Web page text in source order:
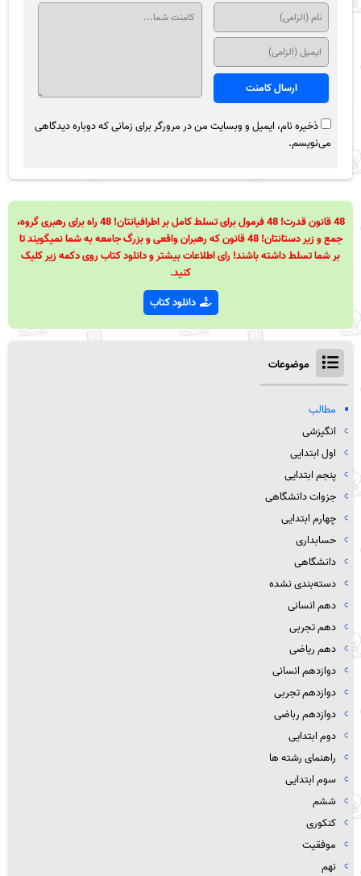
ذخیره نام، ایمیل و وبسایت من در مرورگر برای زمانی که دوباره دیدگاهی
می‌نویسم.
48 قانون قدرت! 48 فرمول برای تسلط کامل بر اطرافیانتان! 48 راه برای رهبری گروه،
جمع و زیر دستانتان! 48 قانون که رهبران واقعی و بزرگ جامعه به شما نمیگویند تا
بر شما تسلط داشته باشند! رای اطلاعات بیشتر و دانلود کتاب روی دکمه زیر کلیک
کنید.
دانلود کتاب
موضوعات
مطالب
انگیزشی
اول ابتدایی
پنجم ابتدایی
جزوات دانشگاهی
چهارم ابتدایی
حسابداری
دانشگاهی
دسته‌بندی نشده
دهم انسانی
دهم تجربی
دهم ریاضی
دوازدهم انسانی
دوازدهم تجربی
دوازدهم رباضی
دوم ابتدایی
راهنمای رشته ها
سوم ابتدایی
ششم
کنکوری
موفقیت
نهم